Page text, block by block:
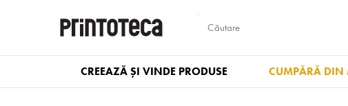
CREEAZĂ ȘI VINDE PRODUSE CUMPĂRĂ DIN